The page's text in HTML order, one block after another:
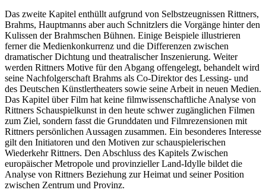
Das zweite Kapitel enthüllt aufgrund von Selbstzeugnissen Rittners,
Brahms, Hauptmanns aber auch Schnitzlers die Vorgänge hinter den
Kulissen der Brahmschen Bühnen. Einige Beispiele illustrieren
ferner die Medienkonkurrenz und die Differenzen zwischen
dramatischer Dichtung und theatralischer Inszenierung. Weiter
werden Rittners Motive für den Abgang offengelegt, behandelt wird
seine Nachfolgerschaft Brahms als Co-Direktor des Lessing- und
des Deutschen Künstlertheaters sowie seine Arbeit in neuen Medien.
Das Kapitel über Film hat keine filmwissenschaftliche Analyse von
Rittners Schauspielkunst in den heute schwer zugänglichen Filmen
zum Ziel, sondern fasst die Grunddaten und Filmrezensionen mit
Rittners persönlichen Aussagen zusammen. Ein besonderes Interesse
gilt den Initiatoren und den Motiven zur schauspielerischen
Wiederkehr Rittners. Den Abschluss des Kapitels Zwischen
europäischer Metropole und provinzieller Land-Idylle bildet die
Analyse von Rittners Beziehung zur Heimat und seiner Position
zwischen Zentrum und Provinz.